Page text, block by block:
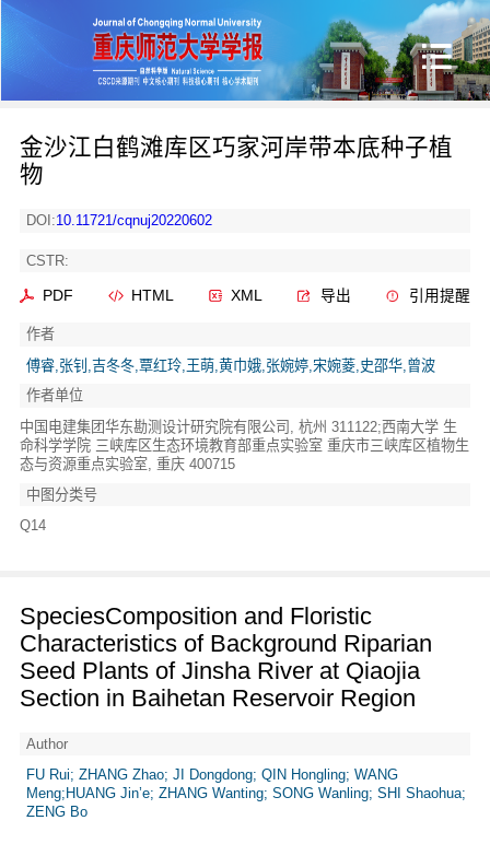
金沙江白鹤滩库区巧家河岸带本底种子植
物
DOI:10.11721/cqnuj20220602
CSTR:
PDF HTML XML 导出 引用提醒
作者
傅睿,张钊,吉冬冬,覃红玲,王萌,黄巾娥,张婉婷,宋婉菱,史邵华,曾波
作者单位
中国电建集团华东勘测设计研究院有限公司, 杭州 311122;西南大学 生
命科学学院 三峡库区生态环境教育部重点实验室 重庆市三峡库区植物生
态与资源重点实验室, 重庆 400715
中图分类号
Q14
SpeciesComposition and Floristic
Characteristics of Background Riparian
Seed Plants of Jinsha River at Qiaojia
Section in Baihetan Reservoir Region
Author
FU Rui; ZHANG Zhao; JI Dongdong; QIN Hongling; WANG
Meng;HUANG Jin’e; ZHANG Wanting; SONG Wanling; SHI Shaohua;
ZENG Bo